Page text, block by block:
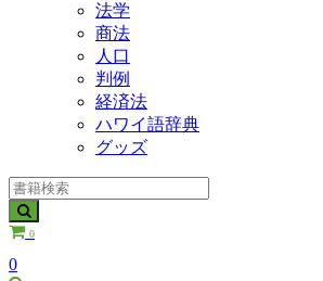
法学
商法
人口
判例
経済法
ハワイ語辞典
グッズ
0
0